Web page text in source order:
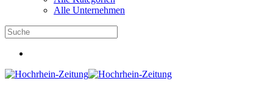
Alle Unternehmen